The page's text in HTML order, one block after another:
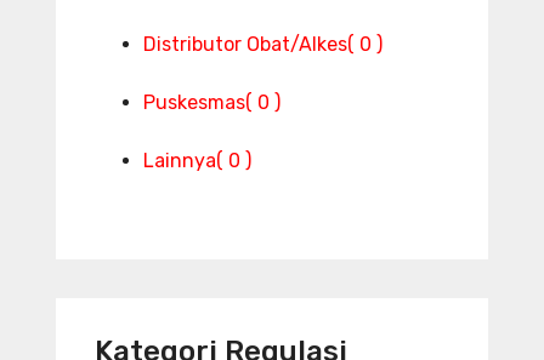
Distributor Obat/Alkes( 0 )
Puskesmas( 0 )
Lainnya( 0 )
Kategori Regulasi